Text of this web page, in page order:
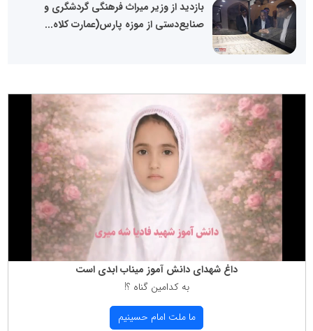
بازدید از وزیر میراث فرهنگی گردشگری و
صنایع‌دستی از موزه پارس(عمارت کلاه...
داغ شهدای دانش آموز میناب ابدی است
به كدامین گناه ؟!
ما ملت امام حسینیم